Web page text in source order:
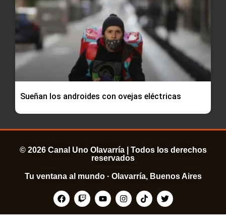
Sueñan los androides con ovejas eléctricas
© 2026 Canal Uno Olavarría | Todos los derechos
reservados
Tu ventana al mundo · Olavarría, Buenos Aires